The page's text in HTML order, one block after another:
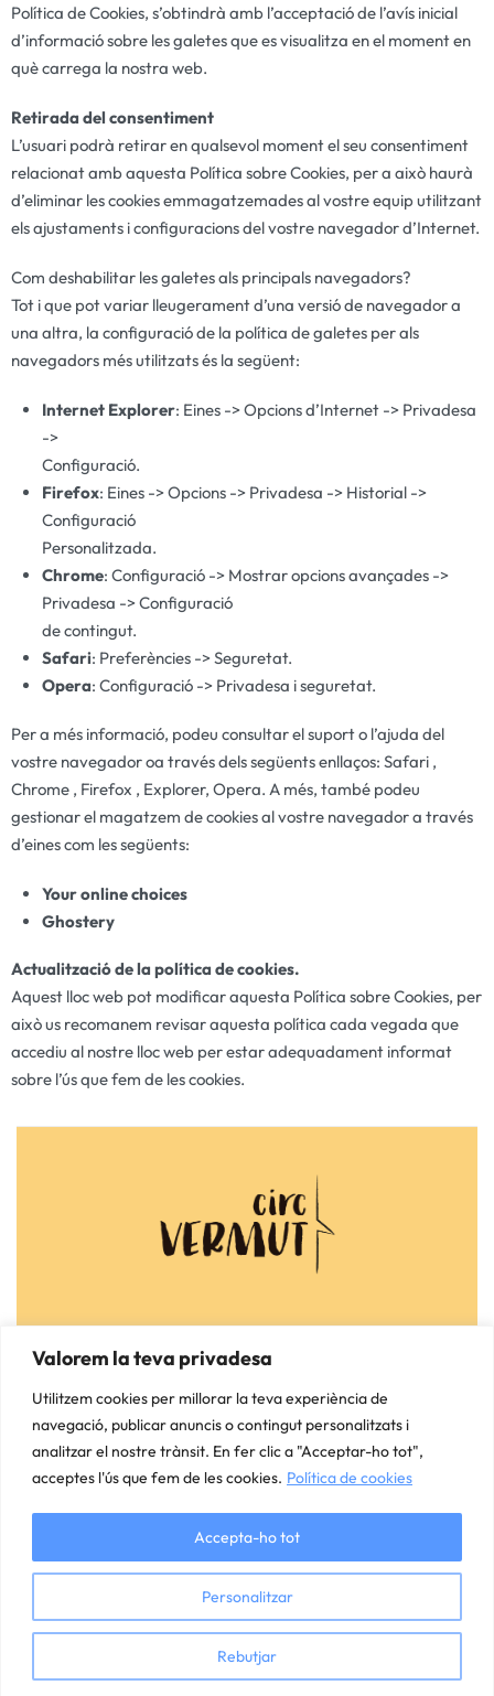
Valorem la teva privadesa
Utilitzem cookies per millorar la teva experiència de
navegació, publicar anuncis o contingut personalitzats i
analitzar el nostre trànsit. En fer clic a "Acceptar-ho tot",
acceptes l'ús que fem de les cookies. Política de cookies
Personalitzar
Rebutjar
Accepta-ho tot
Política de Cookies, s’obtindrà amb l’acceptació de l’avís inicial
d’informació sobre les galetes que es visualitza en el moment en
què carrega la nostra web.
Retirada del consentiment
L’usuari podrà retirar en qualsevol moment el seu consentiment
relacionat amb aquesta Política sobre Cookies, per a això haurà
d’eliminar les cookies emmagatzemades al vostre equip utilitzant
els ajustaments i configuracions del vostre navegador d’Internet.
Com deshabilitar les galetes als principals navegadors?
Tot i que pot variar lleugerament d’una versió de navegador a
una altra, la configuració de la política de galetes per als
navegadors més utilitzats és la següent:
Internet Explorer: Eines -> Opcions d’Internet -> Privadesa
->
Configuració.
Firefox: Eines -> Opcions -> Privadesa -> Historial ->
Configuració
Personalitzada.
Chrome: Configuració -> Mostrar opcions avançades ->
Privadesa -> Configuració
de contingut.
Safari: Preferències -> Seguretat.
Opera: Configuració -> Privadesa i seguretat.
Per a més informació, podeu consultar el suport o l’ajuda del
vostre navegador oa través dels següents enllaços: Safari ,
Chrome , Firefox , Explorer, Opera. A més, també podeu
gestionar el magatzem de cookies al vostre navegador a través
d’eines com les següents:
Your online choices
Ghostery
Actualització de la política de cookies.
Aquest lloc web pot modificar aquesta Política sobre Cookies, per
això us recomanem revisar aquesta política cada vegada que
accediu al nostre lloc web per estar adequadament informat
sobre l’ús que fem de les cookies.
Política de Privacitat
Política de Cookies
circvermut@gmail.com
+34 659 86 60 19
Dissenyat perMustache Creative